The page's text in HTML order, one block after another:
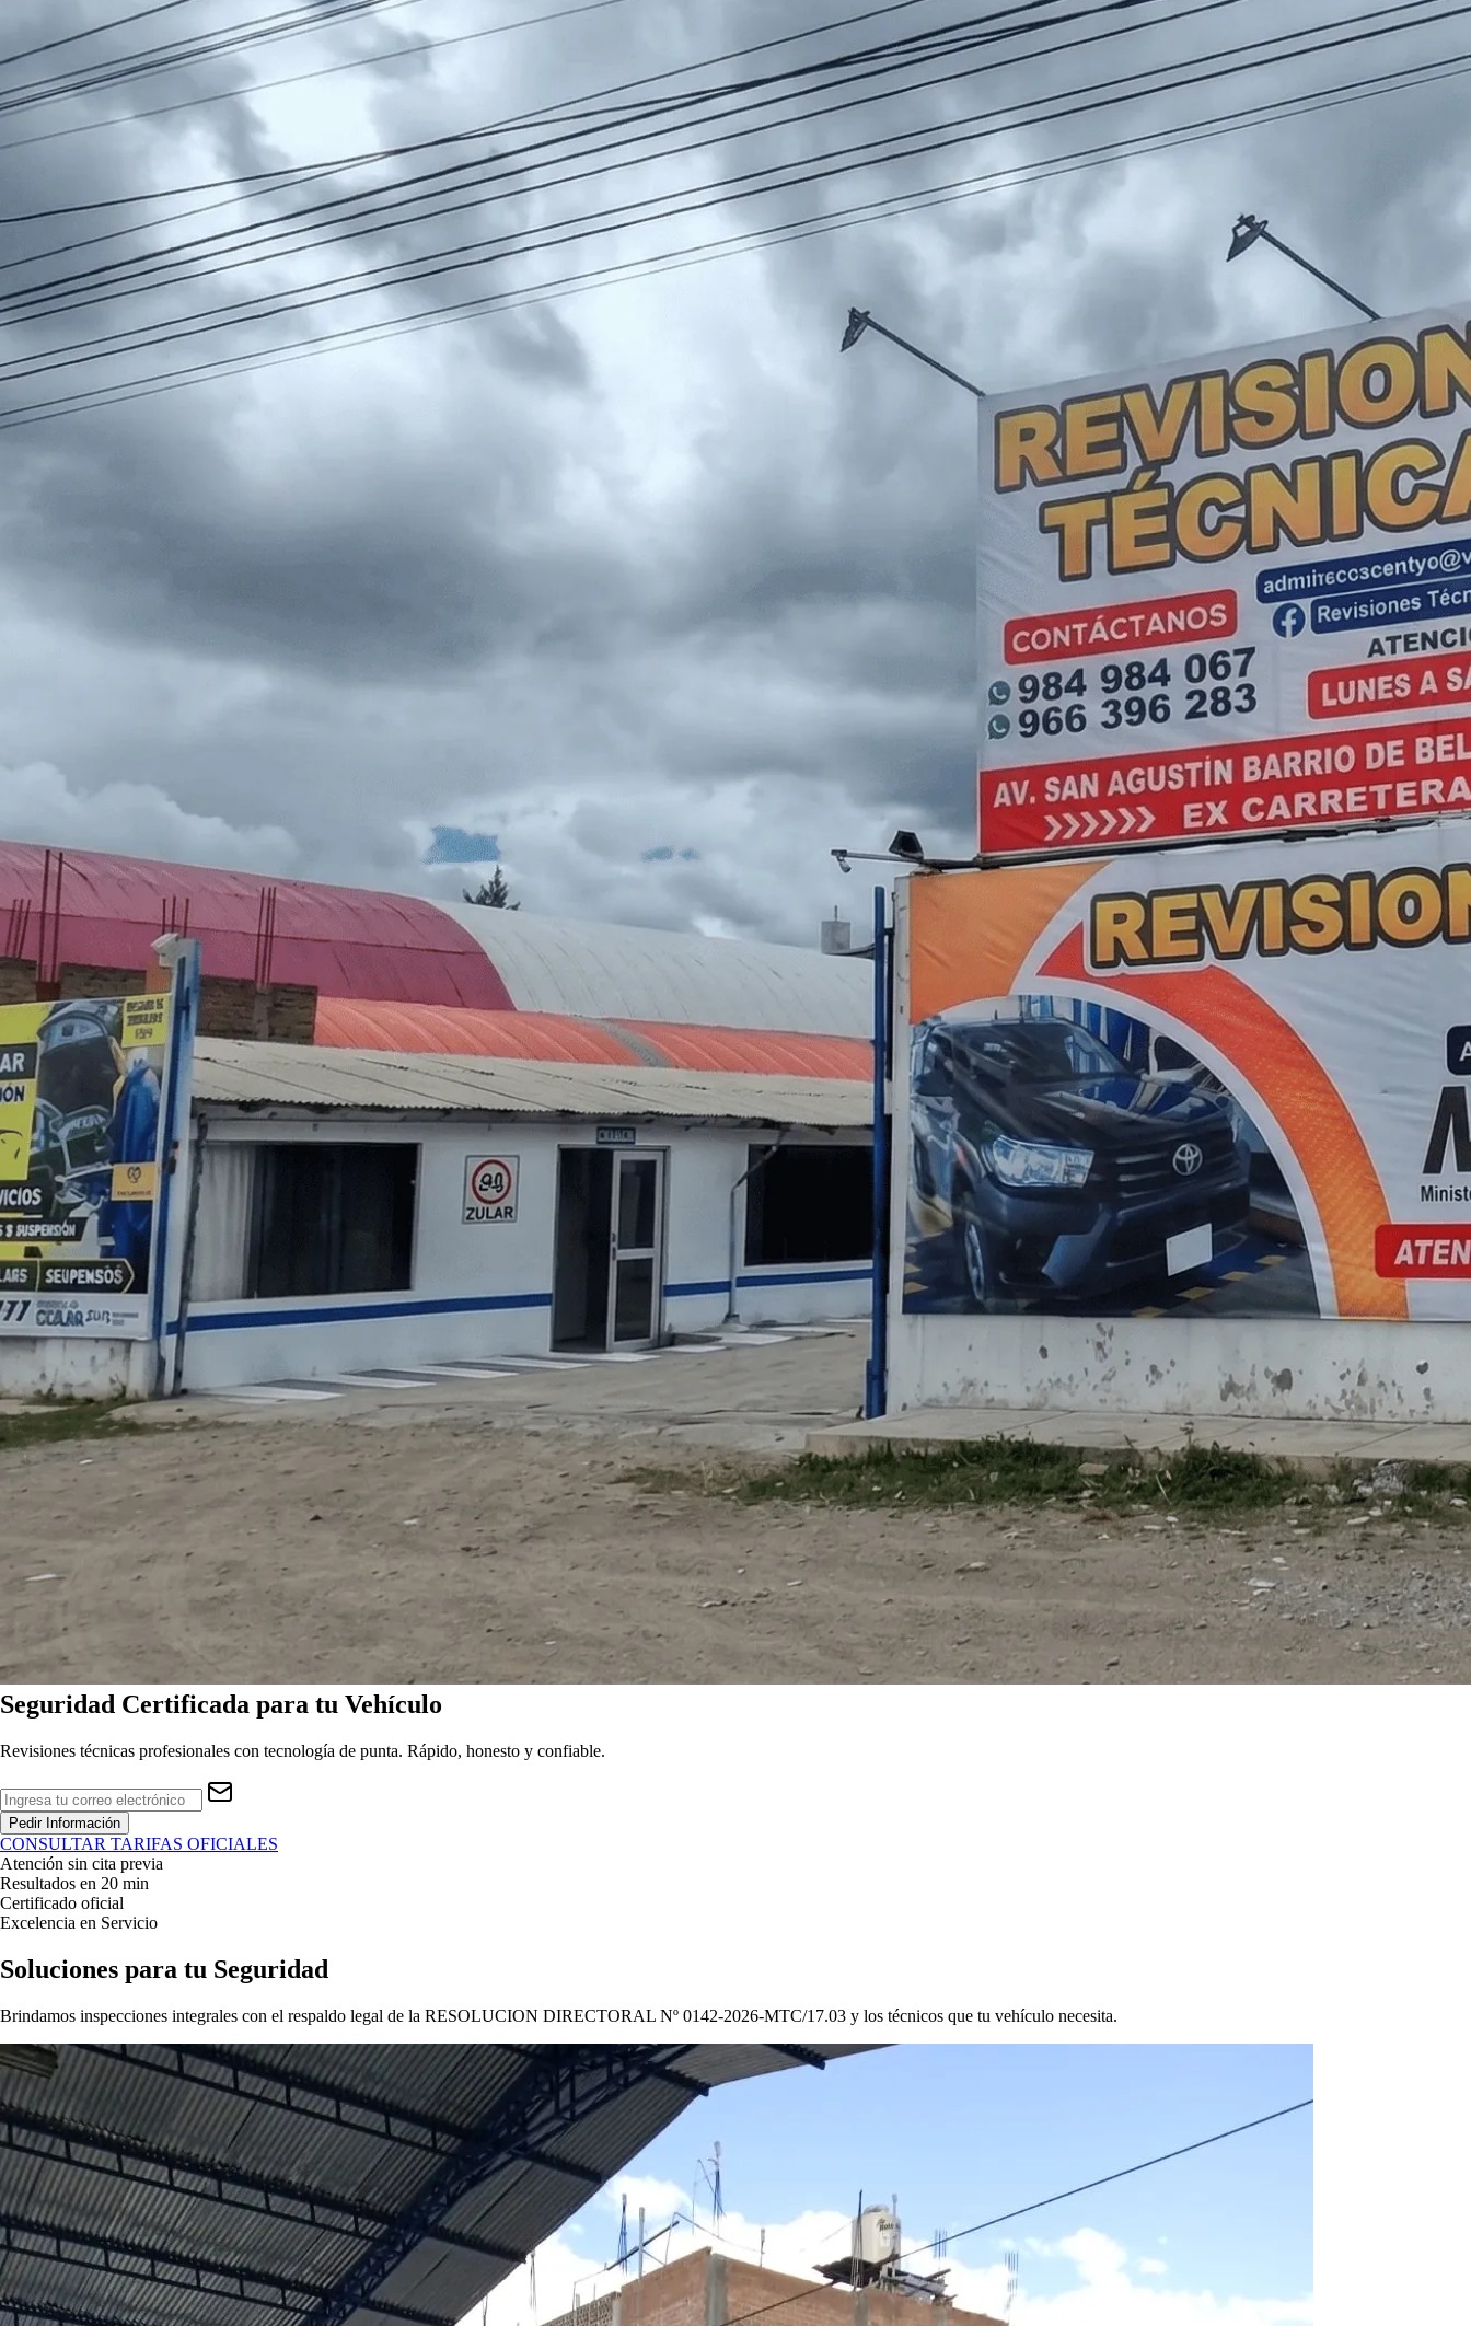
Seguridad Certificada para tu Vehículo
Revisiones técnicas profesionales con tecnología de punta. Rápido, honesto y confiable.
Pedir Información
CONSULTAR TARIFAS OFICIALES
Atención sin cita previa
Resultados en 20 min
Certificado oficial
Excelencia en Servicio
Soluciones para tu Seguridad
Brindamos inspecciones integrales con el respaldo legal de la RESOLUCION DIRECTORAL Nº 0142-2026-MTC/17.03 y los técnicos que tu vehículo necesita.